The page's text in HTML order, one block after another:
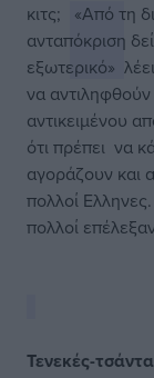
κιτς;
«Από τη
ανταπόκριση
εξωτερικό»
να
αντικειμένου
ότι πρέπει να
αγοράζουν και
πολλοί
πολλοί
Τενεκές-